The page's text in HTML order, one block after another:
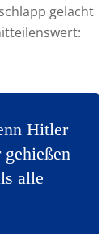
gelacht
Hitler
alle